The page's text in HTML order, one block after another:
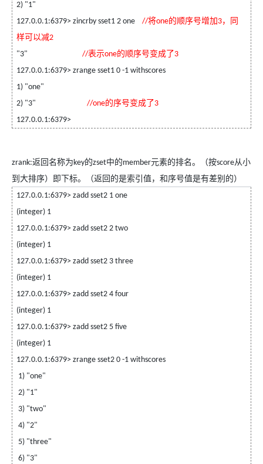
2) "1"
127.0.0.1:6379> zincrby sset1 2 one
//将one的顺序号增加 3，同
样可以减2
"3"
//表示one的顺序号变成了3
127.0.0.1:6379> zrange sset1 0 -1 withscores
1) "one"
2) "3"
//one的序号变成了3
127.0.0.1:6379>
zrank:返回名称为key的zset中的member元素的排名。（按score从小
到大排序）即下标。（返回的是索引值，和序号值是有差别的）
127.0.0.1:6379> zadd sset2 1 one
(integer) 1
127.0.0.1:6379> zadd sset2 2 two
(integer) 1
127.0.0.1:6379> zadd sset2 3 three
(integer) 1
127.0.0.1:6379> zadd sset2 4 four
(integer) 1
127.0.0.1:6379> zadd sset2 5 five
(integer) 1
127.0.0.1:6379> zrange sset2 0 -1 withscores
1) "one"
2) "1"
3) "two"
4) "2"
5) "three"
6) "3"